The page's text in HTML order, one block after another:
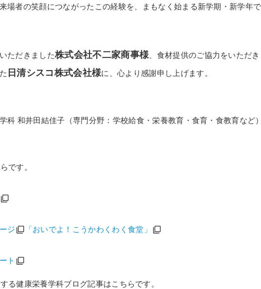
場者の笑顔につながったこの経験を、まもなく始まる新学期・新学年
ただきました株式会社不二家商事様、食材提供のご協力をいただき
日清シスコ株式会社様に、心より感謝申し上げます。
科 和井田結佳子（専門分野：学校給食・栄養教育・食育・食教育など）
です。
ジ 「おいでよ！こうかわくわく食堂」
ト
る健康栄養学科ブログ記事はこちらです。